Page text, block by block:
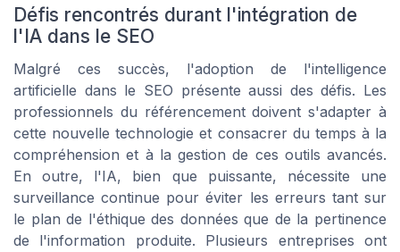
Défis rencontrés durant l'intégration de
l'IA dans le SEO
Malgré ces succès, l'adoption de l'intelligence
artificielle dans le SEO présente aussi des défis. Les
professionnels du référencement doivent s'adapter à
cette nouvelle technologie et consacrer du temps à la
compréhension et à la gestion de ces outils avancés.
En outre, l'IA, bien que puissante, nécessite une
surveillance continue pour éviter les erreurs tant sur
le plan de l'éthique des données que de la pertinence
de l'information produite. Plusieurs entreprises ont